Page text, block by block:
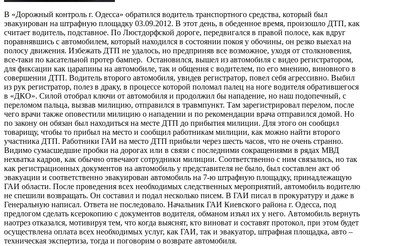
В «Дорожный контроль г. Одесса» обратился водитель транспортного средства, который был
эвакуирован на штрафную площадку 03.09.2012. В этот день, в обеденное время, произошло ДТП, как
считает водитель, подставное. По Люстдорфской дороге, передвигался в правой полосе, как вдруг
поравнявшись с автомобилем, который находился в состоянии покоя у обочины, он резко выехал на
полосу движения. Избежать ДТП не удалось, но предприняв все возможное, уходя от столкновения,
все-таки по касательной протер бампер. Остановился, вышел из автомобиля с видео регистратором,
для фиксации как царапины на автомобиле, так и общения с водителем, по его мнению, виновного в
совершении ДТП. Водитель второго автомобиля, увидев регистратор, повел себя агрессивно. Выбил
из рук регистратор, полез в драку, в процессе которой поломал палец на ноге водителя обратившегося
в «ДКО». Силой отобрал ключи от автомобиля и продолжил бы нападение, но наш подопечный, с
переломом пальца, вызвав милицию, отправился в травмпункт. Там зарегистрировал перелом, после
чего врачи также оповестили милицию о нападении и по рекомендации врача отправился домой. Но
по закону он обязан был находиться на месте ДТП до прибытия милиции. Для этого он сообщил
товарищу, чтобы то прибыл на место и сообщил работникам милиции, как можно найти второго
участника ДТП. Работники ГАИ на место ДТП прибыли через шесть часов, что не очень странно.
Видимо сумасшедшие пробки на дорогах или в связи с последними сокращениями в рядах МВД
нехватка кадров, как обычно отвечают сотрудники милиции. Соответственно с ним связались, но так
как регистрационных документов на автомобиль у представителя не было, был составлен акт об
эвакуации и соответственно эвакуирован автомобиль на 7-ю штрафную площадку, принадлежащую
ГАИ области. После проведения всех необходимых следственных мероприятий, автомобиль водителю
не спешили возвращать. Он составил и подал несколько писем. В ГАИ писал в прокуратуру и даже в
Генеральную написал. Ответа не последовало. Начальник ГАИ Киевского района г. Одесса, под
предлогом сделать ксерокопию с документов водителя, обманом изъял их у него. Автомобиль вернуть
наотрез отказался, мотивируя тем, что когда выяснят, кто виноват и составят протокол, при этом будет
осуществлена оплата всех необходимых услуг, как ГАИ, так и эвакуатор, штрафная площадка, авто –
техническая экспертиза, тогда и поговорим о возврате автомобиля.